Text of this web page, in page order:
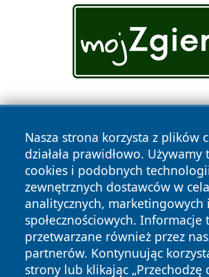
Nasza strona korzysta z plików
działała prawidłowo.
cookies i podobnych
zewnętrznych dostawców w
analitycznych, marketingowych i
społecznościowych. Informacje
przetwarzane również przez
partnerów. Kontynuując
strony lub klikając „Przechodzę
Copyright © 2026 leszczynski24.pl
zastrzeżone.
News Autorzy
Polityka
Prywatności